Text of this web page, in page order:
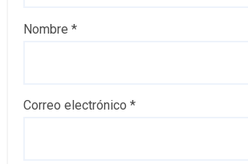
Nombre *
Correo electrónico *